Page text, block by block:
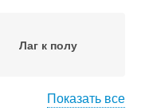
Лаг к полу
Показать все